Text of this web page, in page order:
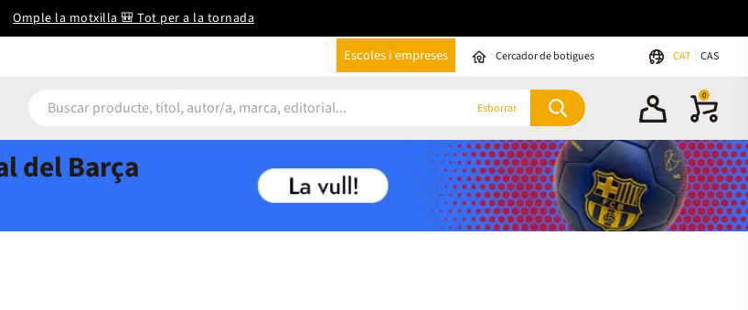
Omple la motxilla 🎒 Tot per a la tornada
Escoles i empreses Cercador de botigues CAT CAS
Esborrar
0
del Barça